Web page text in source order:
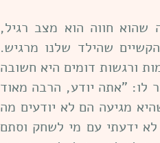
חווה הוא מצב רגיל,
שהילד שלנו מרגיש.
ורגשות דומים היא חשובה
לו: "אתה יודע, הרבה מאוד
מגיעה הם לא יודעים מה
ידעתי עם מי לשחק וסתם